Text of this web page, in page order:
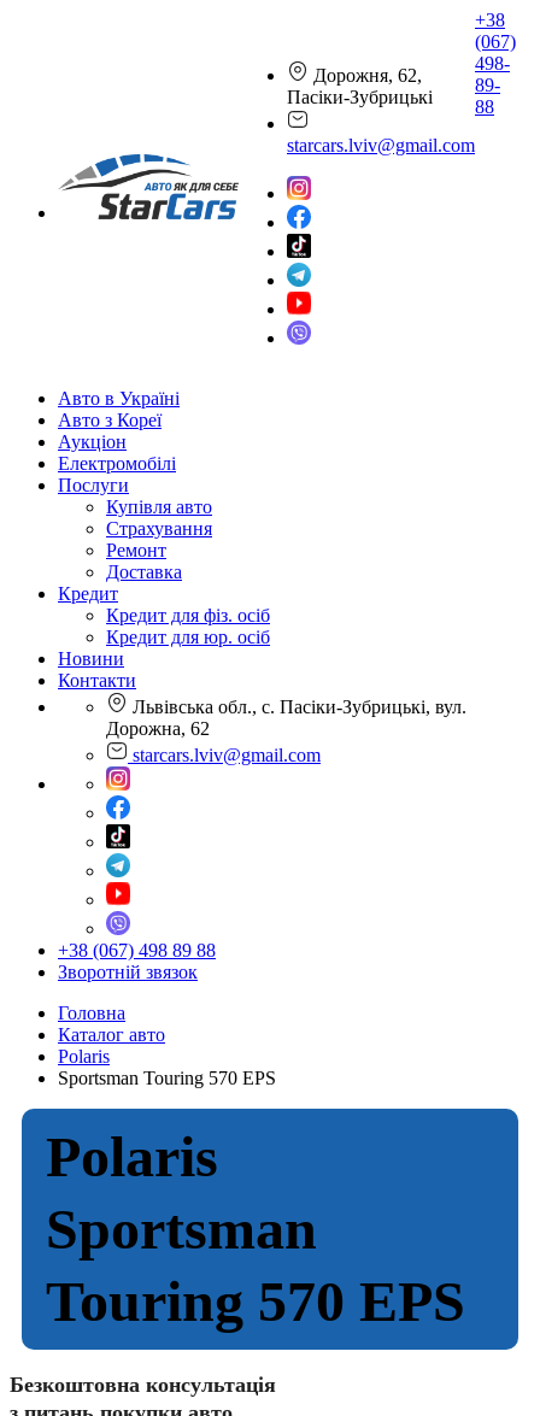
Дорожня, 62,
Пасіки-Зубрицькі
starcars.lviv@gmail.com
+38
(067)
498-
89-
88
Авто в Україні
Авто з Кореї
Аукціон
Електромобілі
Послуги
Купівля авто
Страхування
Ремонт
Доставка
Кредит
Кредит для фіз. осіб
Кредит для юр. осіб
Новини
Контакти
Львівська обл., с. Пасіки-Зубрицькі, вул.
Дорожна, 62
starcars.lviv@gmail.com
+38 (067) 498 89 88
Зворотній звязок
Головна
Каталог авто
Polaris
Sportsman Touring 570 EPS
Polaris
Sportsman
Touring 570 EPS
Безкоштовна консультація